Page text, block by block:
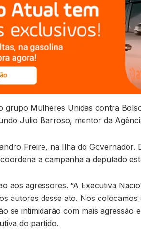
grupo Mulheres Unidas contra
Julio Barroso, mentor da
Freire, na Ilha do Governador.
a campanha a deputado
aos agressores. “A Executiva
autores desse ato. Nos
se intimidarão com mais
do partido.